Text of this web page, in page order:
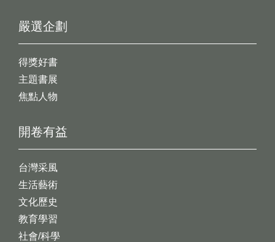
開卷有益
台灣采風
生活藝術
文化歷史
教育學習
社會/科學
嚴選企劃
得獎好書
主題書展
焦點人物